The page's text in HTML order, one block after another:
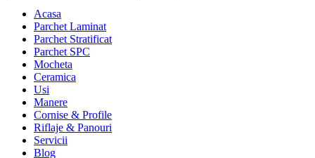
Acasa
Parchet Laminat
Parchet Stratificat
Parchet SPC
Mocheta
Ceramica
Usi
Manere
Cornise & Profile
Riflaje & Panouri
Servicii
Blog